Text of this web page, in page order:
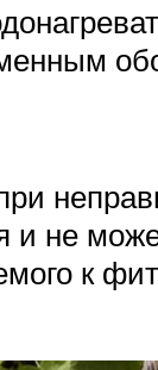
не
к